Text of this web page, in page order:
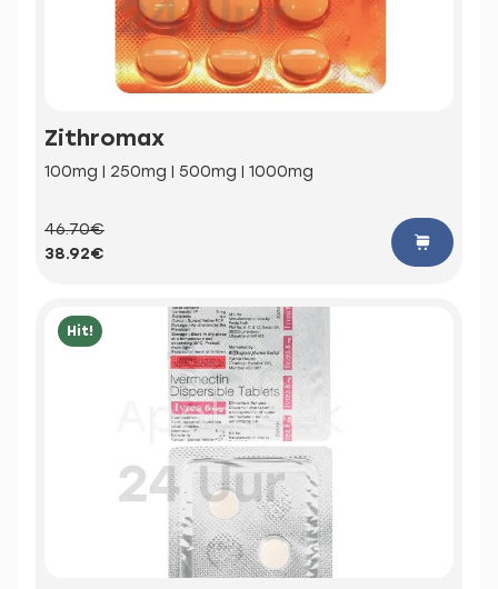
Zithromax
100mg | 250mg | 500mg | 1000mg
46.70€
38.92€
Hit!